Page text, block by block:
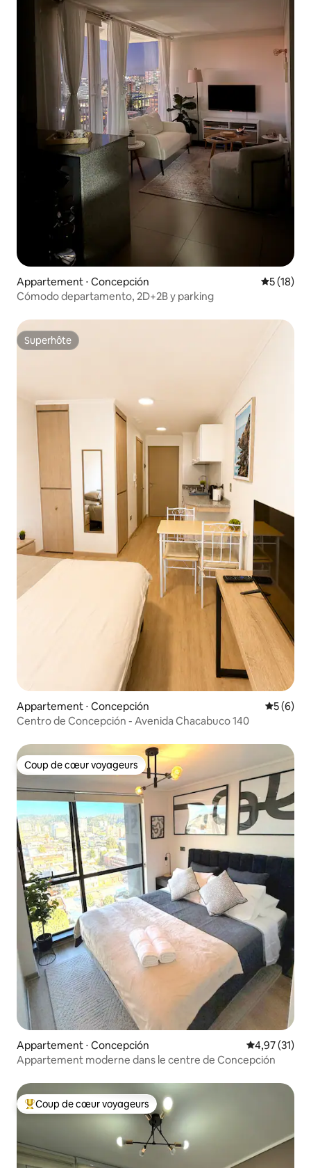
Appartement ⋅ Concepción
5 (18)
Cómodo departamento, 2D+2B y parking
Superhôte
Superhôte
Appartement ⋅ Concepción
5 (6)
Centro de Concepción - Avenida Chacabuco 140
Coup de cœur voyageurs
Coup de cœur voyageurs
Appartement ⋅ Concepción Évaluation
4,97 (31)
Appartement moderne dans le centre de Concepción
Coups de cœur voyageurs les plus appréciés
Coup de cœur voyageurs